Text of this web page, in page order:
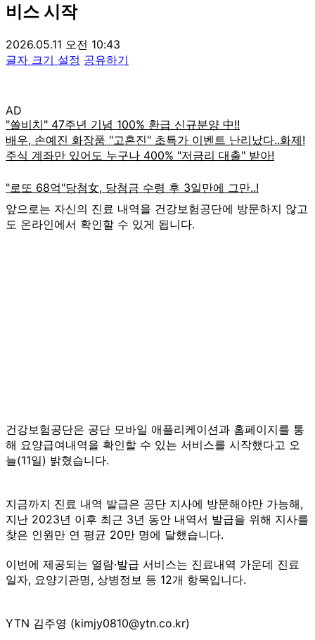
비스 시작
2026.05.11 오전 10:43
글자 크기 설정 공유하기
AD
앞으로는 자신의 진료 내역을 건강보험공단에 방문하지 않고
도 온라인에서 확인할 수 있게 됩니다.
건강보험공단은 공단 모바일 애플리케이션과 홈페이지를 통
해 요양급여내역을 확인할 수 있는 서비스를 시작했다고 오
늘(11일) 밝혔습니다.
지금까지 진료 내역 발급은 공단 지사에 방문해야만 가능해,
지난 2023년 이후 최근 3년 동안 내역서 발급을 위해 지사를
찾은 인원만 연 평균 20만 명에 달했습니다.
이번에 제공되는 열람·발급 서비스는 진료내역 가운데 진료
일자, 요양기관명, 상병정보 등 12개 항목입니다.
YTN 김주영 (kimjy0810@ytn.co.kr)